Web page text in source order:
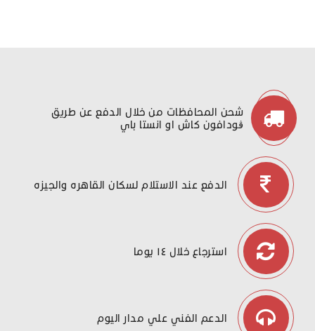
شحن المحافظات من خلال الدفع عن طريق
ڤودافون كاش او انستا باي
الدفع عند الاستلام لسكان القاهره والجيزه
استرجاع خلال ١٤ يوما
الدعم الفني علي مدار اليوم